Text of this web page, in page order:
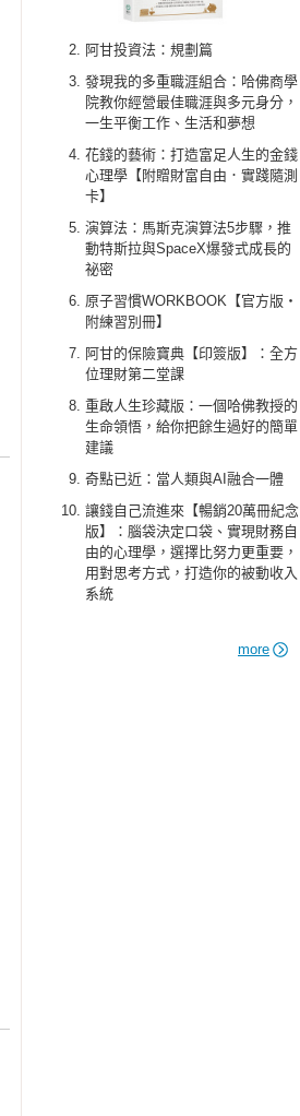
阿甘投資法：規劃篇
發現我的多重職涯組合：哈佛商學
院教你經營最佳職涯與多元身分，
一生平衡工作、生活和夢想
花錢的藝術：打造富足人生的金錢
心理學【附贈財富自由．實踐隨測
卡】
演算法：馬斯克演算法5步驟，推
動特斯拉與SpaceX爆發式成長的
祕密
原子習慣WORKBOOK【官方版‧
附練習別冊】
阿甘的保險寶典【印簽版】：全方
位理財第二堂課
重啟人生珍藏版：一個哈佛教授的
生命領悟，給你把餘生過好的簡單
建議
奇點已近：當人類與AI融合一體
讓錢自己流進來【暢銷20萬冊紀念
版】：腦袋決定口袋、實現財務自
由的心理學，選擇比努力更重要，
用對思考方式，打造你的被動收入
系統
more